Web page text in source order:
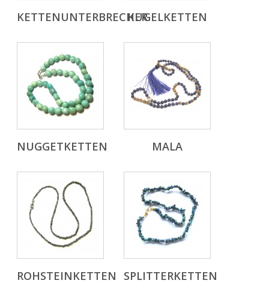
KETTENUNTERBRECHERKUGELKETTEN
NUGGETKETTEN MALA
ROHSTEINKETTEN SPLITTERKETTEN